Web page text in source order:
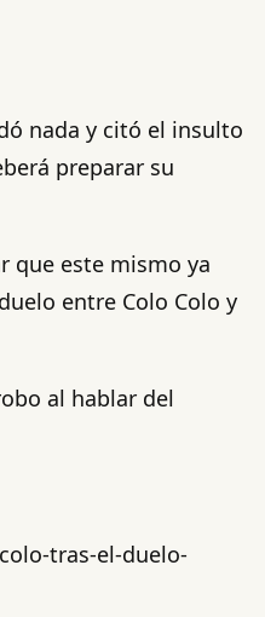
nada y citó el insulto
preparar su
que este mismo ya
entre Colo Colo y
al hablar del
tras-el-duelo-